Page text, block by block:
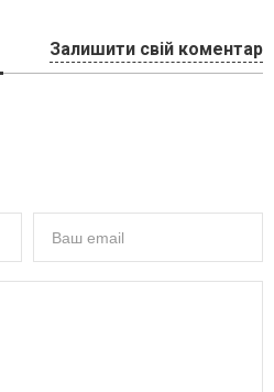
Залишити свій коментар